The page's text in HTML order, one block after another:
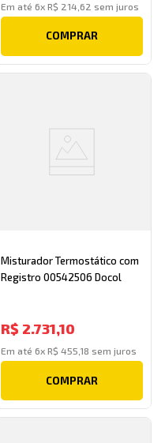
Em até 6x R$ 214 62 sem juros
COMPRAR
Misturador Termostático com
Registro 00542506 Docol
R$ 2.731,10
Em até 6x R$ 455 18 sem juros
COMPRAR